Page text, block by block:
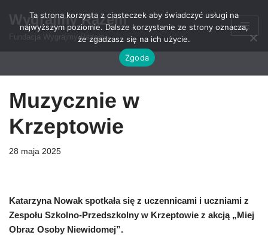
Przejdź
Wygrajmy Razem
Fundacja Wygrajmy Razem
Muzycznie w
Krzeptowie
28 maja 2025
Katarzyna Nowak spotkała się z uczennicami i uczniami z
Zespołu Szkolno-Przedszkolny w Krzeptowie z akcją „Miej
Obraz Osoby Niewidomej”.
Ta strona korzysta z ciasteczek aby świadczyć usługi na
najwyższym poziomie. Dalsze korzystanie ze strony oznacza,
że zgadzasz się na ich użycie.
Zgoda